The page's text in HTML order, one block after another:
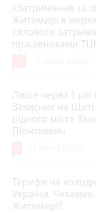
«Затримання за
Житомирі в
силового
працівниками
Лише через 1 рік
Захисник на
рідного міста
Піонткевич
Тарифи на
України.
Житомирі?